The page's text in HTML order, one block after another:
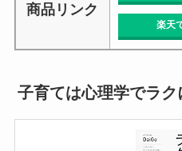
商品リンク
楽天
子育ては心理学でラク